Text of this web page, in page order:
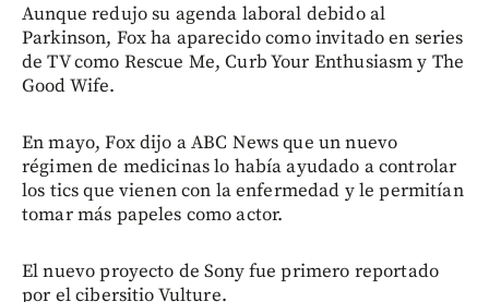
Aunque redujo su agenda laboral debido al
Parkinson, Fox ha aparecido como invitado en series
de TV como Rescue Me, Curb Your Enthusiasm y The
Good Wife.
En mayo, Fox dijo a ABC News que un nuevo
régimen de medicinas lo había ayudado a controlar
los tics que vienen con la enfermedad y le permitían
tomar más papeles como actor.
El nuevo proyecto de Sony fue primero reportado
por el cibersitio Vulture.